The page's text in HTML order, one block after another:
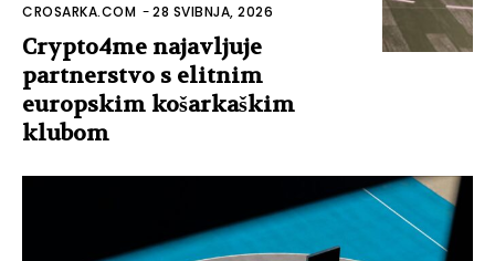
CROSARKA.COM -28 SVIBNJA, 2026
Crypto4me najavljuje
partnerstvo s elitnim
europskim košarkaškim
klubom